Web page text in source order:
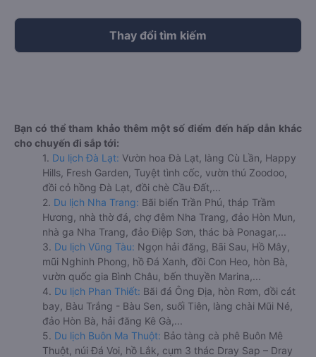
Thay đổi tìm kiếm
Bạn có thể tham khảo thêm một số điểm đến hấp dẫn khác
cho chuyến đi sắp tới:
1. Du lịch Đà Lạt: Vườn hoa Đà Lạt, làng Cù Lần, Happy
Hills, Fresh Garden, Tuyệt tình cốc, vườn thú Zoodoo,
đồi cỏ hồng Đà Lạt, đồi chè Cầu Đất,...
2. Du lịch Nha Trang: Bãi biển Trần Phú, tháp Trầm
Hương, nhà thờ đá, chợ đêm Nha Trang, đảo Hòn Mun,
nhà ga Nha Trang, đảo Điệp Sơn, thác bà Ponagar,...
3. Du lịch Vũng Tàu: Ngọn hải đăng, Bãi Sau, Hồ Mây,
mũi Nghinh Phong, hồ Đá Xanh, đồi Con Heo, hòn Bà,
vườn quốc gia Bình Châu, bến thuyền Marina,...
4. Du lịch Phan Thiết: Bãi đá Ông Địa, hòn Rơm, đồi cát
bay, Bàu Trắng - Bàu Sen, suối Tiên, làng chài Mũi Né,
đảo Hòn Bà, hải đăng Kê Gà,...
5. Du lịch Buôn Ma Thuột: Bảo tàng cà phê Buôn Mê
Thuột, núi Đá Voi, hồ Lắk, cụm 3 thác Dray Sap – Dray